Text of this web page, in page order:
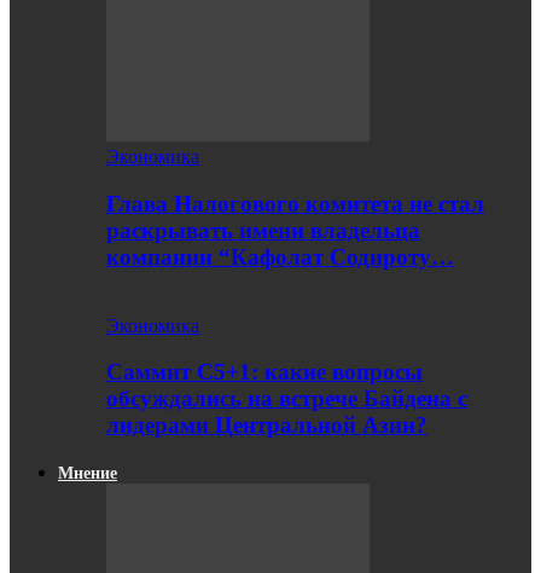
Экономика
Глава Налогового комитета не стал
раскрывать имени владельца
компании “Кафолат Содироту…
Экономика
Саммит С5+1: какие вопросы
обсуждались на встрече Байдена с
лидерами Центральной Азии?
Мнение